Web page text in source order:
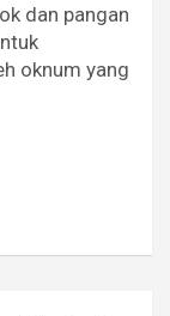
dan pangan
oknum yang